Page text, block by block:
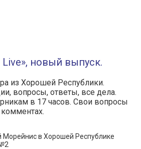
новый выпуск.
из Хорошей Республики.
вопросы, ответы, все дела.
в 17 часов. Свои вопросы
Морейнис в Хорошей Республике